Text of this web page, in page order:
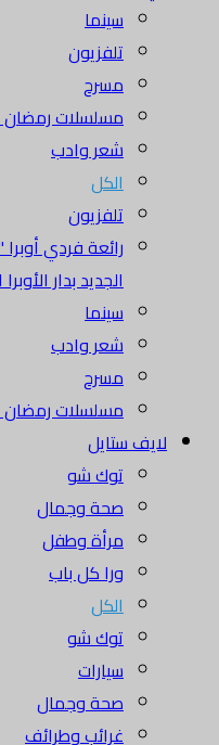
سينما
تلفزيون
مسرح
مسلسلات رمضان 2018
شعر وادب
الكل
تلفزيون
رائعة فردي
الجديد بدار
سينما
شعر وادب
مسرح
مسلسلات رمضان 2018
لايف ستايل
توك شو
صحة وجمال
مرأة وطفل
ورا كل باب
الكل
توك شو
سيارات
صحة وجمال
غرائب وطرائف